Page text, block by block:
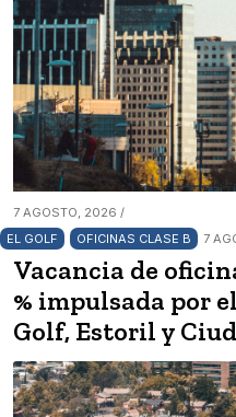
7 AGOSTO, 2026 /
EL GOLF
OFICINAS CLASE B 7
Vacancia de
% impulsada por
Golf, Estoril y